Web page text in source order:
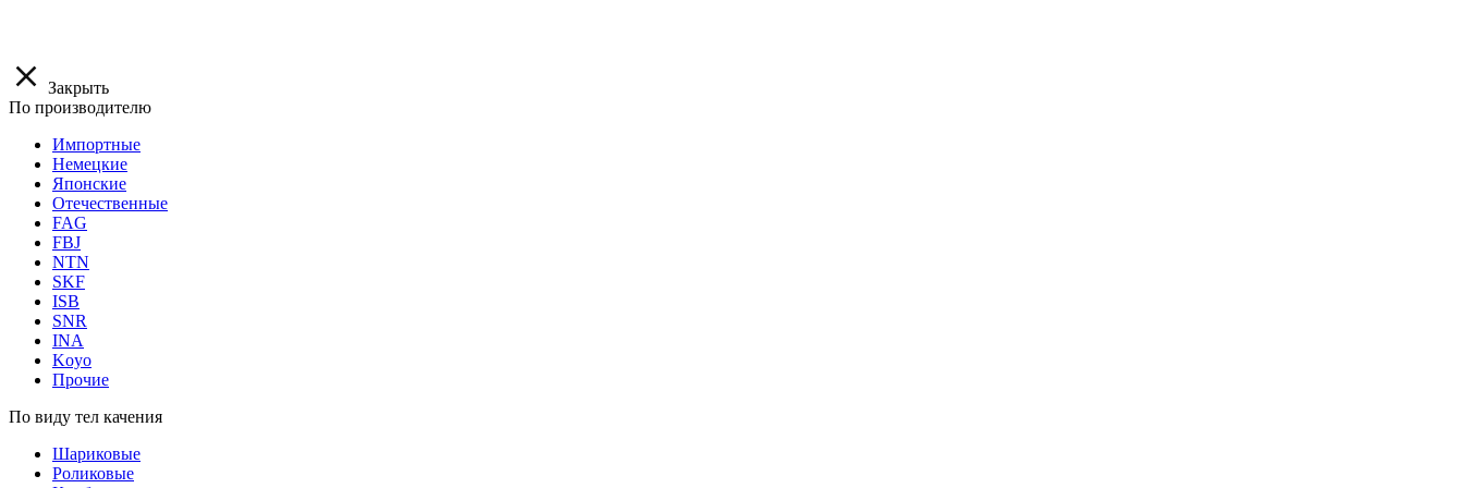
Закрыть
По производителю
Импортные
Немецкие
Японские
Отечественные
FAG
FBJ
NTN
SKF
ISB
SNR
INA
Koyo
Прочие
По виду тел качения
Шариковые
Роликовые